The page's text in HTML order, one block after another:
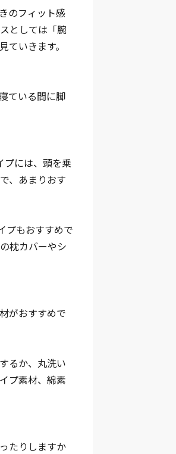
のフィット感
としては「腕
いきます。
ている間に脚
プには、頭を乗
、あまりおす
プもおすすめで
枕カバーやシ
がおすすめで
るか、丸洗い
プ素材、綿素
たりしますか